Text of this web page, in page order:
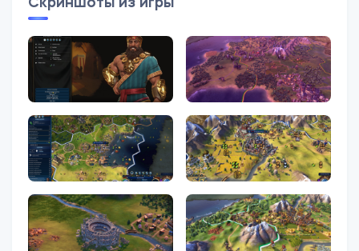
Скриншоты из игры